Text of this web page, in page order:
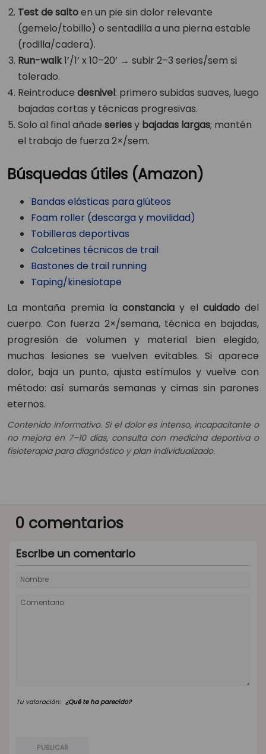
Test de saltoen un pie sin dolor relevante
(gemelo/tobillo) o sentadilla a una pierna estable
(rodilla/cadera).
Run-walk1’/1’ x 10–20’ → subir 2–3 series/sem si
tolerado.
Reintroduce desnivel: primero subidas suaves, luego
bajadas cortas y técnicas progresivas.
Solo al final añade seriesy bajadas largas; mantén
el trabajo de fuerza 2×/sem.
Búsquedas útiles (Amazon)
Bandas elásticas para glúteos
Foam roller (descarga y movilidad)
Tobilleras deportivas
Calcetines técnicos de trail
Bastones de trail running
Taping/kinesiotape
La montaña premia la constancia y el cuidadodel
cuerpo. Con fuerza 2×/semana, técnica en bajadas,
progresión de volumen y material bien elegido,
muchas lesiones se vuelven evitables. Si aparece
dolor, baja un punto, ajusta estímulos y vuelve con
método: así sumarás semanas y cimas sin parones
eternos.
Contenido informativo. Si el dolor es intenso, incapacitante o
no mejora en 7–10 días, consulta con medicina deportiva o
fisioterapia para diagnóstico y plan individualizado.
0 comentarios
Escribe un comentario
Tu valoración: ¿Qué te ha parecido?
PUBLICAR